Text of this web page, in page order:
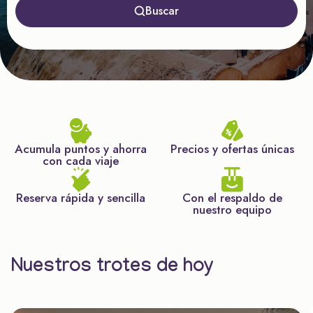
Buscar
Acumula puntos y ahorra
con cada viaje
Precios y ofertas únicas
Reserva rápida y sencilla Con el respaldo de
nuestro equipo
Nuestros trotes de hoy